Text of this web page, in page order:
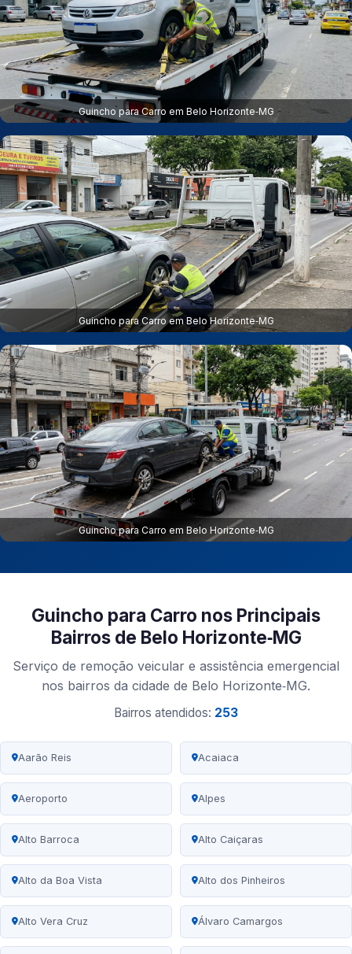
Guincho para Carro em Belo Horizonte‑MG
Guincho para Carro em Belo Horizonte‑MG
Guincho para Carro em Belo Horizonte‑MG
Guincho para Carro nos Principais
Bairros de Belo Horizonte‑MG
Serviço de remoção veicular e assistência emergencial
nos bairros da cidade de Belo Horizonte‑MG.
Bairros atendidos: 253
Aarão Reis Acaiaca
Aeroporto Alpes
Alto Barroca Alto Caiçaras
Alto da Boa Vista Alto dos Pinheiros
Alto Vera Cruz Álvaro Camargos